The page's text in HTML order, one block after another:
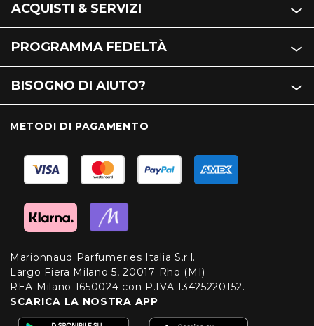
ACQUISTI & SERVIZI
PROGRAMMA FEDELTÀ
BISOGNO DI AIUTO?
METODI DI PAGAMENTO
Marionnaud Parfumeries Italia S.r.l.
Largo Fiera Milano 5, 20017 Rho (MI)
REA Milano 1650024 con P.IVA 13425220152.
SCARICA LA NOSTRA APP